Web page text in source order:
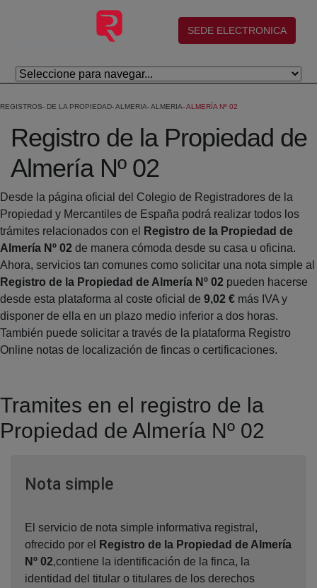
Skip to Main Content
(abre en nueva ventana)
SEDE ELECTRONICA
REGISTROS DE LA PROPIEDAD ALMERIA ALMERIA ALMERÍA Nº 02
Registro de la Propiedad de
Almería Nº 02
Desde la página oficial del Colegio de Registradores de la
Propiedad y Mercantiles de España podrá realizar todos los
trámites relacionados con el
Registro de la Propiedad de
Almería Nº 02 de manera cómoda desde su casa u oficina.
Ahora, servicios tan comunes como solicitar una nota simple al
Registro de la Propiedad de Almería Nº 02 pueden hacerse
desde esta plataforma al coste oficial de 9,02 € más IVA y
disponer de ella en un plazo medio inferior a dos horas.
También puede solicitar a través de la plataforma Registro
Online notas de localización de fincas o certificaciones.
Tramites en el registro de la
Propiedad de Almería Nº 02
Nota simpleVentana nueva
El servicio de nota simple informativa registral,
ofrecido por el
Registro de la Propiedad de Almería
Nº 02,contiene la identificación de la finca, la
identidad del titular o titulares de los derechos